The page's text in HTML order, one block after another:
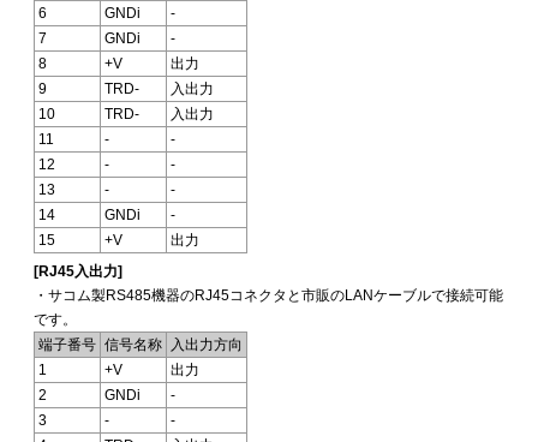
6
GNDi
-
7
GNDi
-
8
+V
出力
9
TRD-
入出力
10
TRD-
入出力
11
-
-
12
-
-
13
-
-
14
GNDi
-
15
+V
出力
[RJ45入出力]
・サコム製RS485機器のRJ45コネクタと市販のLANケーブルで接続可能
です。
端子番号 信号名称
入出力方向
1
+V
出力
2
GNDi
-
3
-
-